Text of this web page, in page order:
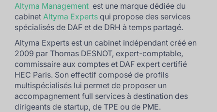
Altyma Management est une marque dédiée du
cabinet Altyma Experts qui propose des services
spécialisés de DAF et de DRH à temps partagé.
Altyma Experts est un cabinet indépendant créé en
2009 par Thomas DESNOT, expert-comptable,
commissaire aux comptes et DAF expert certifié
HEC Paris. Son effectif composé de profils
multispécialisés lui permet de proposer un
accompagnement full services à destination des
dirigeants de startup, de TPE ou de PME.